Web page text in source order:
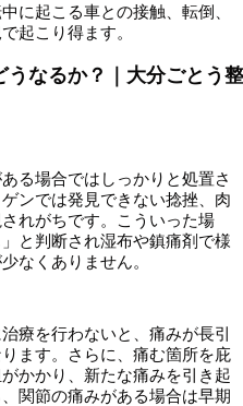
に起こる車との接触、転倒、
起こり得ます。
うなるか？｜大分ごとう整
る場合ではしっかりと処置さ
ンでは発見できない捻挫、肉
れがちです。こういった場
と判断され湿布や鎮痛剤で様
なくありません。
療を行わないと、痛みが長引
ます。さらに、痛む箇所を庇
かかり、新たな痛みを引き起
関節の痛みがある場合は早期